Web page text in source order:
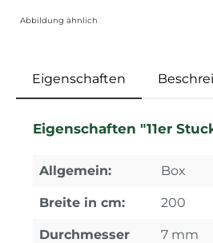
Abbildung ähnlich
Eigenschaften
Eigenschaften "11er
Allgemein: Box
Breite in cm: 200
Durchmesser
7 mm